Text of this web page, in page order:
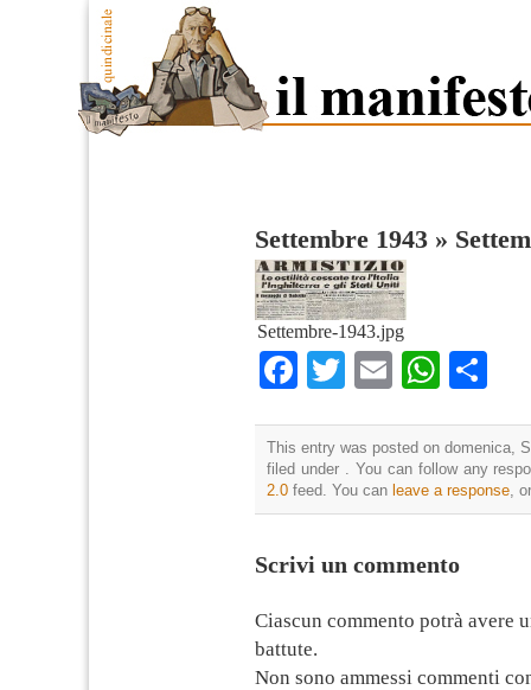
Settembre 1943 »
Settembre-1943.jpg
Facebook
Twitter
Email
This entry was posted on domenica,
filed under . You can follow any
2.0 feed. You can leave a response ,
Scrivi un commento
Ciascun commento potrà avere
battute.
Non sono ammessi commenti